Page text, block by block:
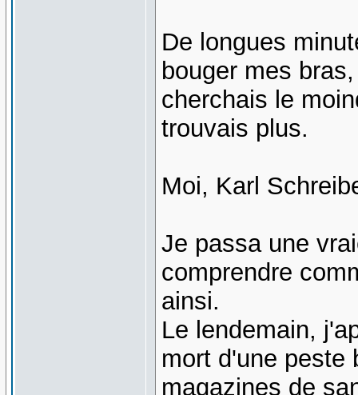
De longues
bouger mes
cherchais le
trouvais plus.
Moi, Karl
Je passa une
comprendre
ainsi.
Le lendemain,
mort d'une peste
magazines de